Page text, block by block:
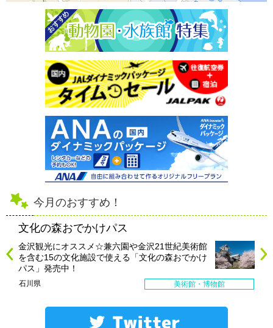
今月のおすすめ！
文化の森おでかけパス
金沢観光にオススメ☆兼六園や金沢21世紀美術館
を含む15の文化施設で使える「文化の森おでかけ
パス」発売中！
石川県 美術館・博物館